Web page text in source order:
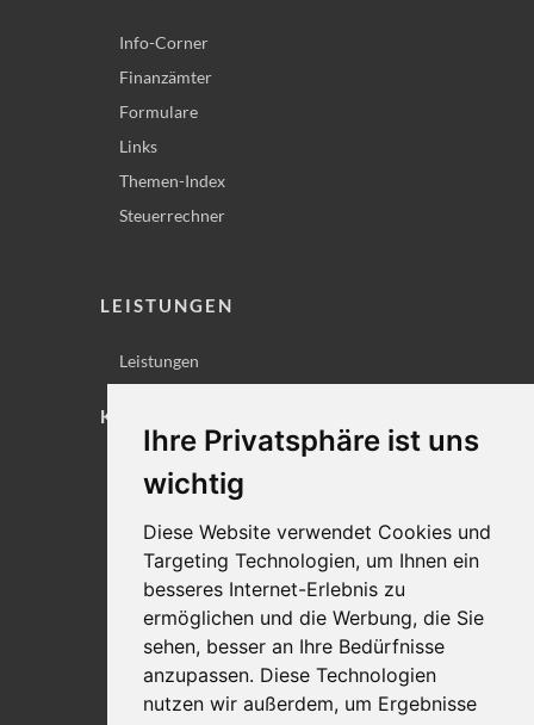
Ihre Privatsphäre ist uns
wichtig
Diese Website verwendet Cookies und
Targeting Technologien, um Ihnen ein
besseres Internet-Erlebnis zu
ermöglichen und die Werbung, die Sie
sehen, besser an Ihre Bedürfnisse
anzupassen. Diese Technologien
nutzen wir außerdem, um Ergebnisse
Info-Corner
Finanzämter
Formulare
Links
Themen-Index
Steuerrechner
LEISTUNGEN
Leistungen
KONTAKT
Lageplan
Datenschutz
Cookie-Einstellungen